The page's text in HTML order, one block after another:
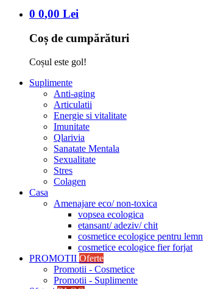
0 0,00 Lei
Coș de cumpărături
Coșul este gol!
Suplimente
Anti-aging
Articulatii
Energie si vitalitate
Imunitate
Qlarivia
Sanatate Mentala
Sexualitate
Stres
Colagen
Casa
Amenajare eco/ non-toxica
vopsea ecologica
etansant/ adeziv/ chit
cosmetice ecologice pentru lemn
cosmetice ecologice fier forjat
PROMOTII Oferte
Promotii - Cosmetice
Promotii - Suplimente